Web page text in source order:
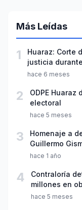
Más Leídas
1
Huaraz: Corte
justicia
hace 6 meses
2
ODPE
electoral
hace 5 meses
3
Homenaje a
Guillermo
hace 1 año
4
Contraloría
millones en
hace 5 meses